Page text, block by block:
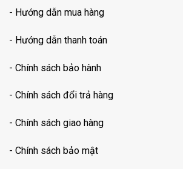
- Hướng dẫn mua hàng
- Hướng dẫn thanh toán
- Chính sách bảo hành
- Chính sách đổi trả hàng
- Chính sách giao hàng
- Chính sách bảo mật